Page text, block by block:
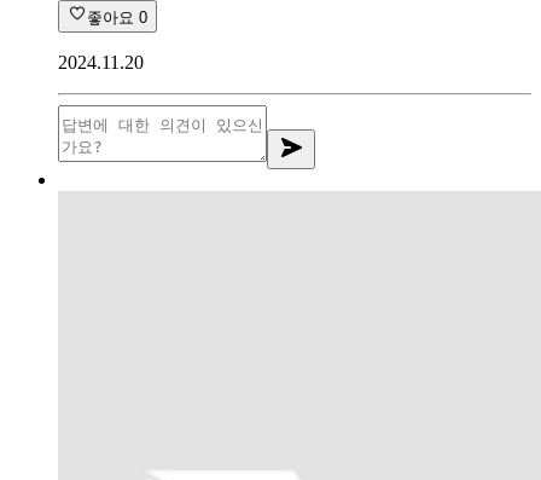
좋아요 0
2024.11.20